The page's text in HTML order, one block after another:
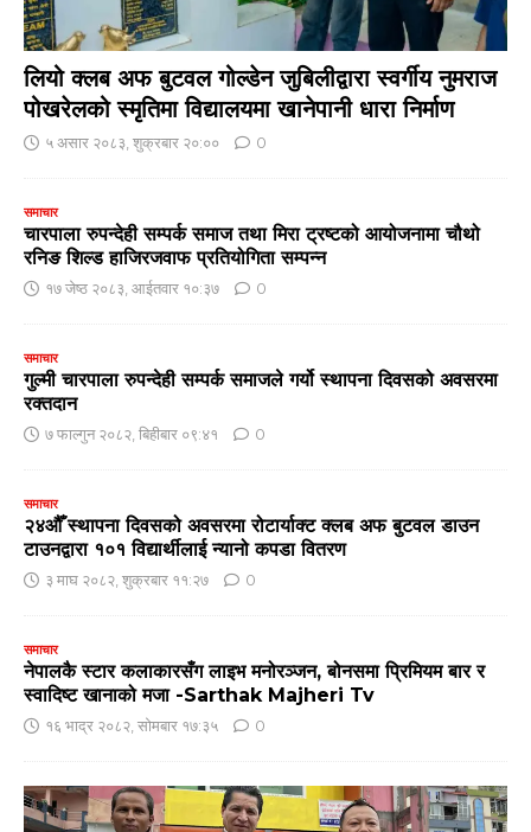
लियो क्लब अफ बुटवल गोल्डेन जुबिलीद्वारा स्वर्गीय नुमराज
पोखरेलको स्मृतिमा विद्यालयमा खानेपानी धारा निर्माण
५ असार २०८३, शुक्रबार २०:०० 0
समाचार
चारपाला रुपन्देही सम्पर्क समाज तथा मिरा ट्रष्टको आयोजनामा चौथो
रनिङ शिल्ड हाजिरजवाफ प्रतियोगिता सम्पन्न
१७ जेष्ठ २०८३, आईतवार १०:३७ 0
समाचार
गुल्मी चारपाला रुपन्देही सम्पर्क समाजले गर्यो स्थापना दिवसको अवसरमा
रक्तदान
७ फाल्गुन २०८२, बिहीबार ०९:४१ 0
समाचार
२४औँ स्थापना दिवसको अवसरमा रोटार्याक्ट क्लब अफ बुटवल डाउन
टाउनद्वारा १०१ विद्यार्थीलाई न्यानो कपडा वितरण
३ माघ २०८२, शुक्रबार ११:२७ 0
समाचार
नेपालकै स्टार कलाकारसँग लाइभ मनोरञ्जन, बोनसमा प्रिमियम बार र
स्वादिष्ट खानाको मजा -Sarthak Majheri Tv
१६ भाद्र २०८२, सोमबार १७:३५ 0